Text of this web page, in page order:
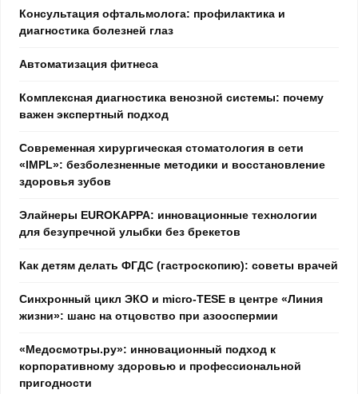
Консультация офтальмолога: профилактика и
диагностика болезней глаз
Автоматизация фитнеса
Комплексная диагностика венозной системы: почему
важен экспертный подход
Современная хирургическая стоматология в сети
«IMPL»: безболезненные методики и восстановление
здоровья зубов
Элайнеры EUROKAPPA: инновационные технологии
для безупречной улыбки без брекетов
Как детям делать ФГДС (гастроскопию): советы врачей
Синхронный цикл ЭКО и micro-TESE в центре «Линия
жизни»: шанс на отцовство при азооспермии
«Медосмотры.ру»: инновационный подход к
корпоративному здоровью и профессиональной
пригодности